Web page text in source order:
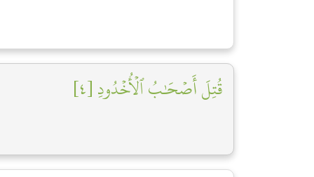
قُتِلَ أَصۡحَٰبُ ٱلۡأُخۡدُودِ [٤]